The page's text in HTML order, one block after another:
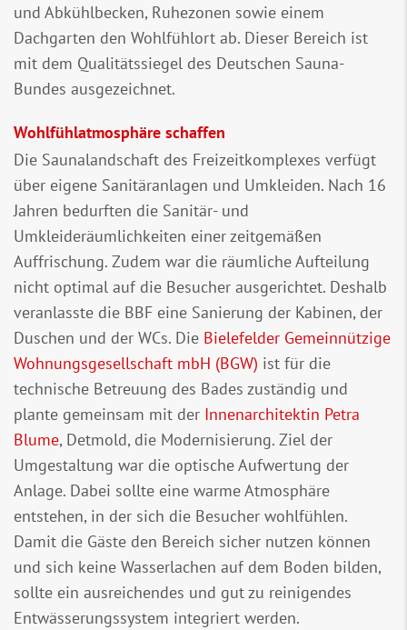
und Abkühlbecken, Ruhezonen sowie einem
Dachgarten den Wohlfühlort ab. Dieser Bereich ist
mit dem Qualitätssiegel des Deutschen Sauna-
Bundes ausgezeichnet.
Wohlfühlatmosphäre schaffen
Die Saunalandschaft des Freizeitkomplexes verfügt
über eigene Sanitäranlagen und Umkleiden. Nach 16
Jahren bedurften die Sanitär- und
Umkleideräumlichkeiten einer zeitgemäßen
Auffrischung. Zudem war die räumliche Aufteilung
nicht optimal auf die Besucher ausgerichtet. Deshalb
veranlasste die BBF eine Sanierung der Kabinen, der
Duschen und der WCs. Die Bielefelder Gemeinnützige
Wohnungsgesellschaft mbH (BGW) ist für die
technische Betreuung des Bades zuständig und
plante gemeinsam mit der Innenarchitektin Petra
Blume, Detmold, die Modernisierung. Ziel der
Umgestaltung war die optische Aufwertung der
Anlage. Dabei sollte eine warme Atmosphäre
entstehen, in der sich die Besucher wohlfühlen.
Damit die Gäste den Bereich sicher nutzen können
und sich keine Wasserlachen auf dem Boden bilden,
sollte ein ausreichendes und gut zu reinigendes
Entwässerungssystem integriert werden.